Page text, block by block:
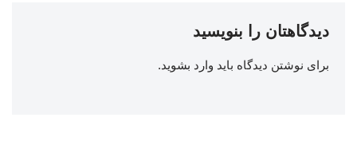
دیدگاهتان را بنویسید
برای نوشتن دیدگاه باید وارد بشوید.